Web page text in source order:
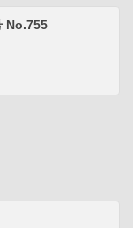
No.755